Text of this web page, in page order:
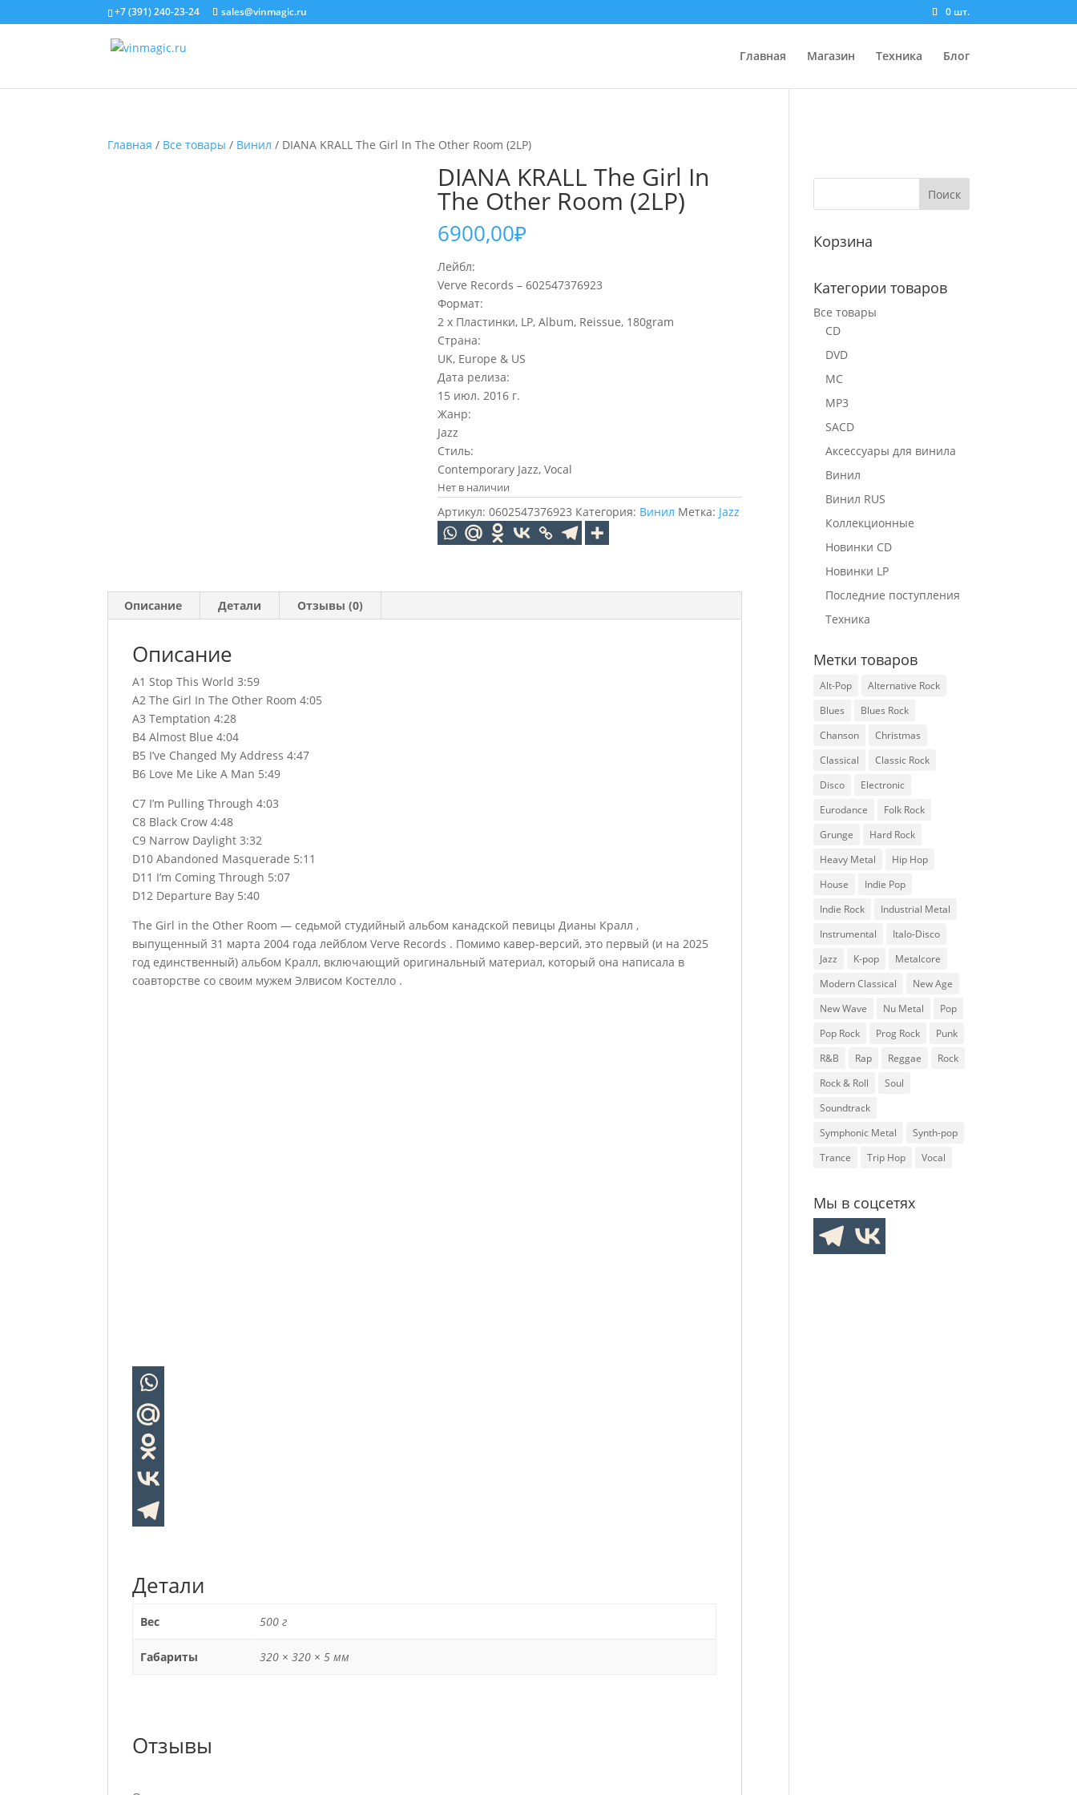
+7 (391) 240-23-24 sales@vinmagic.ru 0 шт.
Главная Магазин Техника Блог
Главная / Все товары / Винил / DIANA KRALL The Girl In The Other Room (2LP)
DIANA KRALL The Girl In
The Other Room (2LP)
6900,00₽
Лейбл:
Verve Records – 602547376923
Формат:
2 x Пластинки, LP, Album, Reissue, 180gram
Страна:
UK, Europe & US
Дата релиза:
15 июл. 2016 г.
Жанр:
Jazz
Стиль:
Contemporary Jazz, Vocal
Нет в наличии
Артикул:0602547376923 Категория: Винил Метка: Jazz
Описание Детали Отзывы (0)
Описание
A1 Stop This World 3:59
A2 The Girl In The Other Room 4:05
A3 Temptation 4:28
B4 Almost Blue 4:04
B5 I’ve Changed My Address 4:47
B6 Love Me Like A Man 5:49
C7 I’m Pulling Through 4:03
C8 Black Crow 4:48
C9 Narrow Daylight 3:32
D10 Abandoned Masquerade 5:11
D11 I’m Coming Through 5:07
D12 Departure Bay 5:40
The Girl in the Other Room — седьмой студийный альбом канадской певицы Дианы Кралл ,
выпущенный 31 марта 2004 года лейблом Verve Records . Помимо кавер-версий, это первый (и на 2025
год единственный) альбом Кралл, включающий оригинальный материал, который она написала в
соавторстве со своим мужем Элвисом Костелло .
Детали
Вес 500 г
Габариты 320 × 320 × 5 мм
Отзывы
Корзина
Категории товаров
Все товары
CD
DVD
MC
MP3
SACD
Аксессуары для винила
Винил
Винил RUS
Коллекционные
Новинки CD
Новинки LP
Последние поступления
Техника
Метки товаров
Alt-Pop
Alternative Rock
Blues
Blues Rock
Chanson
Christmas
Classical
Classic Rock
Disco
Electronic
Eurodance
Folk Rock
Grunge
Hard Rock
Heavy Metal
Hip Hop
House
Indie Pop
Indie Rock
Industrial Metal
Instrumental
Italo-Disco
Jazz
K-pop
Metalcore
Modern Classical
New Age
New Wave
Nu Metal
Pop
Pop Rock
Prog Rock
Punk
R&B
Rap Reggae
Rock
Rock & Roll
Soul
Soundtrack
Symphonic Metal
Synth-pop
Trance
Trip Hop Vocal
Мы в соцсетях